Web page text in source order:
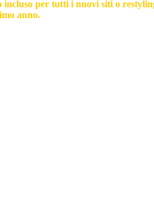
per tutti i nuovi siti o
anno.